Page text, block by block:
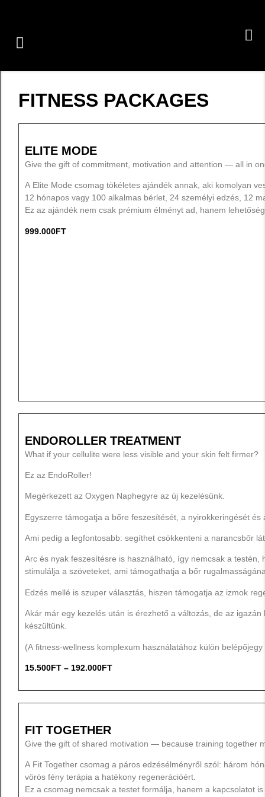
FITNESS PACKAGES
ELITE MODE
Give the gift of commitment, motivation and attention — all in
A Elite Mode csomag tökéletes ajándék annak, aki komolyan
12 hónapos vagy 100 alkalmas bérlet, 24 személyi edzés, 12
Ez az ajándék nem csak prémium élményt ad, hanem
999.000FT
ENDOROLLER TREATMENT
What if your cellulite were less visible and your skin felt firmer?
Ez az EndoRoller!
Megérkezett az Oxygen Naphegyre az új kezelésünk.
Egyszerre támogatja a bőre feszesítését, a nyirokkeringését és
Ami pedig a legfontosabb: segíthet csökkenteni a narancsbőr
Arc és nyak feszesítésre is használható, így nemcsak a
stimulálja a szöveteket, ami támogathatja a bőr
Edzés mellé is szuper választás, hiszen támogatja az izmok
Akár már egy kezelés után is érezhető a változás, de az
készültünk.
(A fitness-wellness komplexum használatához külön
15.500FT – 192.000FT
FIT TOGETHER
Give the gift of shared motivation — because training together
A Fit Together csomag a páros edzésélményről szól: három
vörös fény terápia a hatékony regenerációért.
Ez a csomag nemcsak a testet formálja, hanem a kapcsolatot